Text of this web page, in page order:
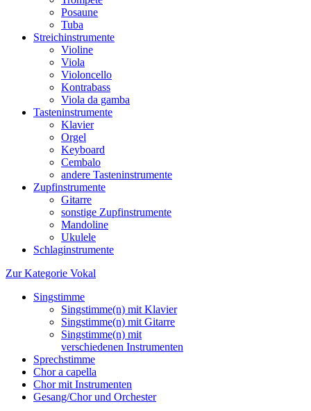
Posaune
Tuba
Streichinstrumente
Violine
Viola
Violoncello
Kontrabass
Viola da gamba
Tasteninstrumente
Klavier
Orgel
Keyboard
Cembalo
andere Tasteninstrumente
Zupfinstrumente
Gitarre
sonstige Zupfinstrumente
Mandoline
Ukulele
Schlaginstrumente
Zur Kategorie Vokal
Singstimme
Singstimme(n) mit Klavier
Singstimme(n) mit Gitarre
Singstimme(n) mit
verschiedenen Instrumenten
Sprechstimme
Chor a capella
Chor mit Instrumenten
Gesang/Chor und Orchester